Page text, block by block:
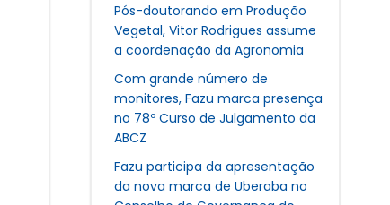
Pós-doutorando em Produção
Vegetal, Vitor Rodrigues assume
a coordenação da Agronomia
Com grande número de
monitores, Fazu marca presença
no 78º Curso de Julgamento da
ABCZ
Fazu participa da apresentação
da nova marca de Uberaba no